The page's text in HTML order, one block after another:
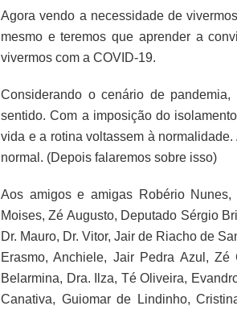
Agora vendo a necessidade de
mesmo e teremos que aprender a
vivermos com a COVID-19.
Considerando o cenário de
sentido. Com a imposição do
vida e a rotina voltassem à
normal. (Depois falaremos sobre isso)
Aos amigos e amigas Robério
Moises, Zé Augusto, Deputado Sérgio
Dr. Mauro, Dr. Vitor, Jair de Riacho de
Erasmo, Anchiele, Jair Pedra Azul,
Belarmina, Dra. Ilza, Té Oliveira,
Canativa, Guiomar de Lindinho,